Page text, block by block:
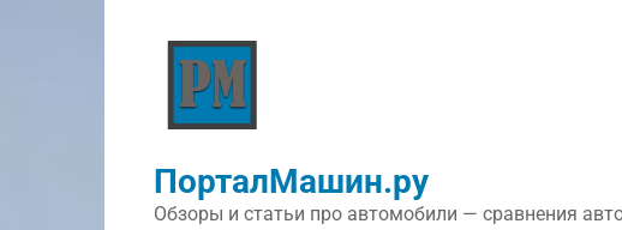
ПорталМашин.ру
Обзоры и статьи про автомобили — сравнения